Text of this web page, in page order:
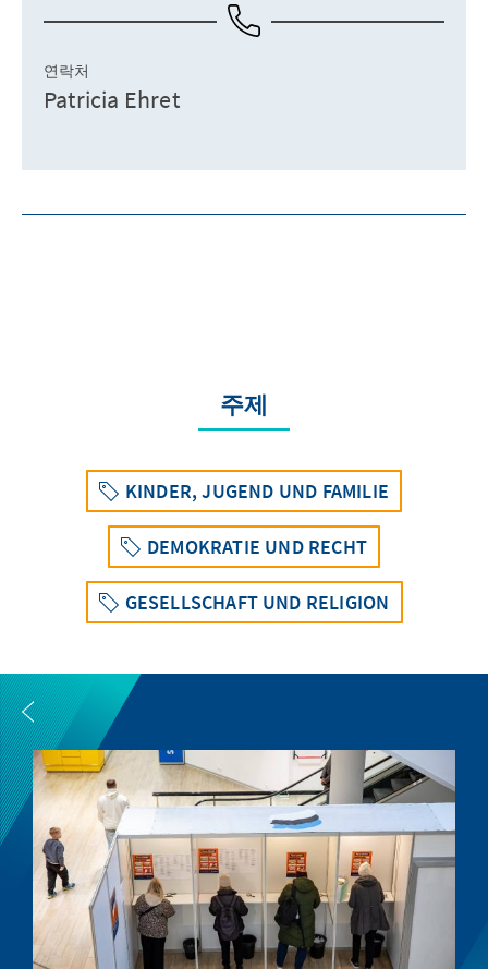
연락처
Patricia Ehret
주제
KINDER, JUGEND UND FAMILIE
DEMOKRATIE UND RECHT
GESELLSCHAFT UND RELIGION